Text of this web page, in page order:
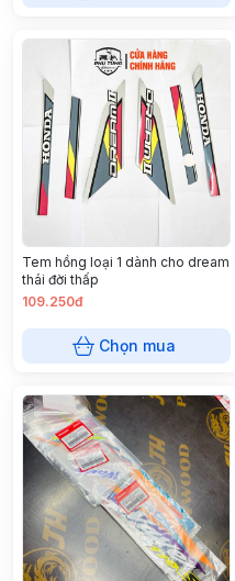
Tem hồng loại 1 dành cho dream
thái đời thấp
109.250đ
Chọn mua